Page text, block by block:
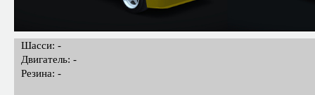
Шасси: -
Двигатель: -
Резина: -